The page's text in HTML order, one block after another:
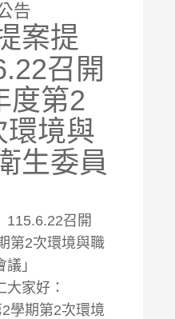
告
案提
召開
度第2
環境與
生委員
115.6.22召開
第2次環境與職
」
家好：
期第2次環境